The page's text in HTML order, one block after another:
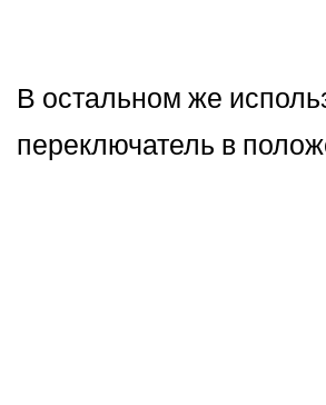
В остальном же
переключатель в